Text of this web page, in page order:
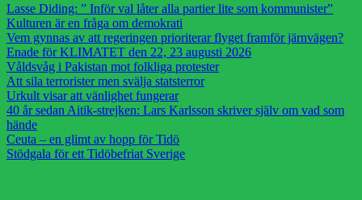
Lasse Diding: ” Inför val låter alla partier lite som kommunister”
Kulturen är en fråga om demokrati
Vem gynnas av att regeringen prioriterar flyget framför järnvägen?
Enade för KLIMATET den 22, 23 augusti 2026
Våldsvåg i Pakistan mot folkliga protester
Att sila terrorister men svälja statsterror
Urkult visar att vänlighet fungerar
40 år sedan Aitik-strejken: Lars Karlsson skriver själv om vad som
hände
Ceuta – en glimt av hopp för Tidö
Stödgala för ett Tidöbefriat Sverige